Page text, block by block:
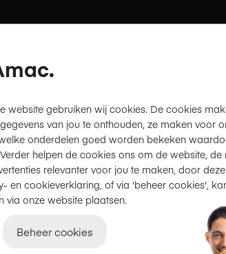
website gebruiken wij cookies. De cookies
van jou te onthouden, ze maken voor
onderdelen goed worden bekeken
helpen de cookies ons om de website, de
relevanter voor jou te maken, door
en cookieverklaring, of via 'beheer cookies',
via onze website plaatsen.
Beheer cookies